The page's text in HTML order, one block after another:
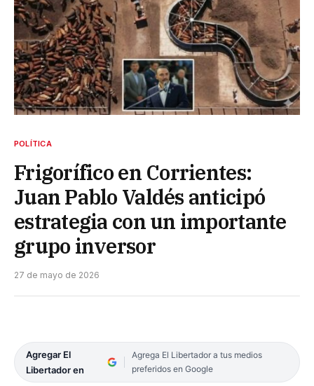
POLÍTICA
Frigorífico en Corrientes:
Juan Pablo Valdés anticipó
estrategia con un importante
grupo inversor
27 de mayo de 2026
Agregar El
Libertador en
Agrega El Libertador a tus medios
preferidos en Google